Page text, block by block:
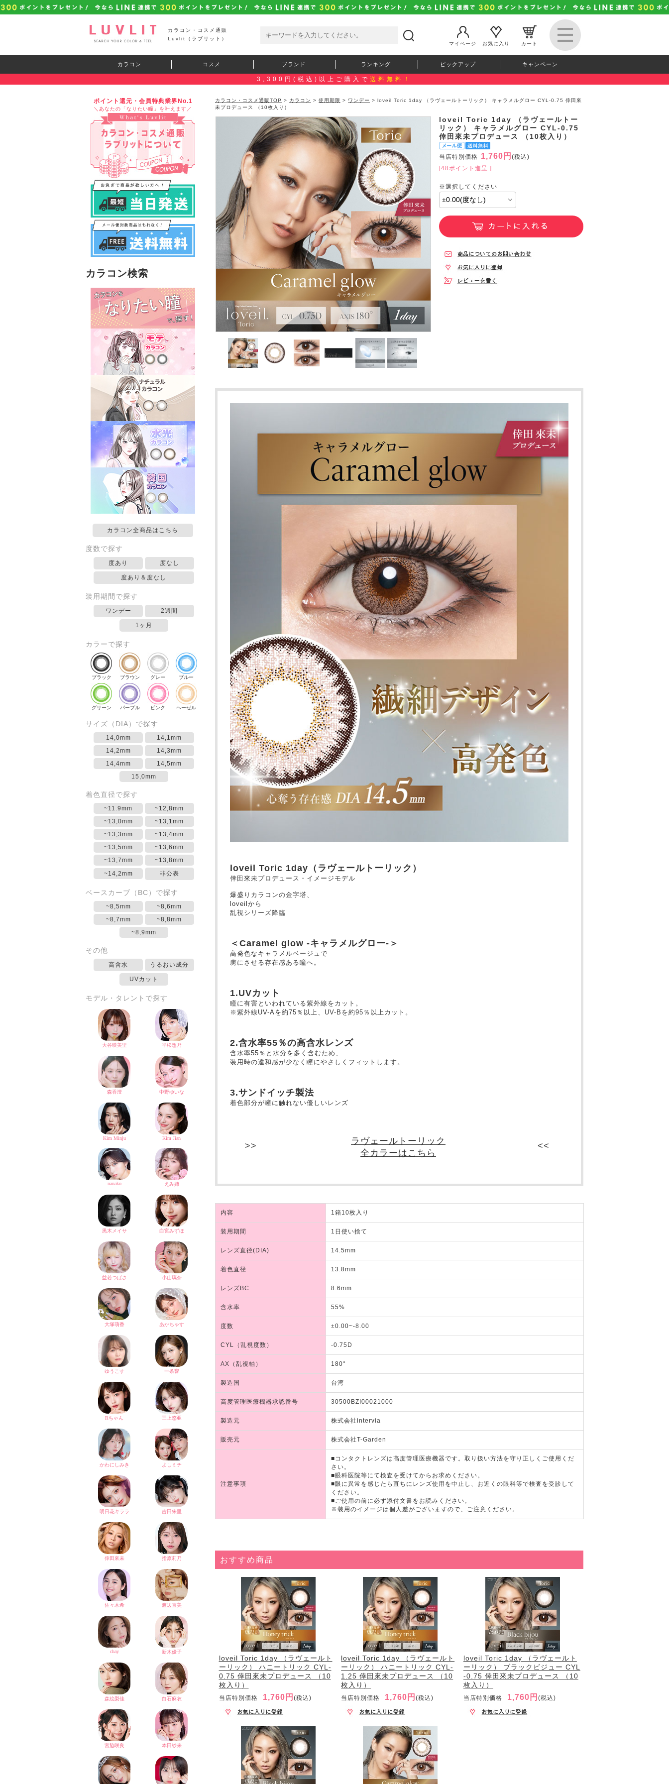
カラコン・コスメ通販
Luvlit（ラブリット）
マイページ
お気に入り カート
カラコン コスメ ブランド ランキング ピックアップ キャンペーン
3,300円(税込)以上ご購入で 送料無料！
ポイント還元・会員特典業界No.1
＼あなたの「なりたい瞳」を叶えます／
カラコン検索
カラコン全商品はこちら
度数で探す
度あり 度なし
度あり＆度なし
装用期間で探す
ワンデー 2週間
1ヶ月
カラーで探す
ブラック ブラウン グレー ブルー
グリーン パープル ピンク ヘーゼル
サイズ（DIA）で探す
14,0mm
14,1mm
14,2mm
14,3mm
14,4mm
14,5mm
15,0mm
着色直径で探す
~11.9mm
~12,8mm
~13,0mm
~13,1mm
~13,3mm
~13,4mm
~13,5mm
~13,6mm
~13,7mm
~13,8mm
~14,2mm
非公表
ベースカーブ（BC）で探す
~8,5mm
~8,6mm
~8,7mm
~8,8mm
~8,9mm
その他
高含水 うるおい成分
UVカット
モデル・タレントで探す
カラコン・コスメ通販TOP > カラコン > 使用期限 > ワンデー > loveil Toric 1day （ラヴェールトーリック） キャラメルグロー CYL-0.75 倖田來
未プロデュース （10枚入り）
loveil Toric 1day （ラヴェールトー
リック） キャラメルグロー CYL-0.75
倖田來未プロデュース （10枚入り）
当店特別価格 1,760円 (税込)
[48ポイント進呈 ]
loveil Toric 1day（ラヴェールトーリック）
倖田來未プロデュース・イメージモデル
爆盛りカラコンの金字塔、
loveilから
乱視シリーズ降臨
＜Caramel glow -キャラメルグロー-＞
高発色なキャラメルベージュで
虜にさせる存在感ある瞳へ。
1.UVカット
瞳に有害といわれている紫外線をカット。
※紫外線UV-Aを約75％以上、UV-Bを約95％以上カット。
2.含水率55％の高含水レンズ
含水率55％と水分を多く含むため、
装用時の違和感が少なく瞳にやさしくフィットします。
3.サンドイッチ製法
着色部分が瞳に触れない優しいレンズ
ラヴェールトーリック
全カラーはこちら
内容 1箱10枚入り
装用期間 1日使い捨て
レンズ直径(DIA) 14.5mm
着色直径 13.8mm
レンズBC 8.6mm
含水率 55%
度数 ±0.00~-8.00
CYL（乱視度数） -0.75D
AX（乱視軸） 180°
製造国 台湾
高度管理医療機器承認番号 30500BZI00021000
製造元 株式会社intervia
販売元 株式会社T-Garden
注意事項
■コンタクトレンズは高度管理医療機器です。取り扱い方法を守り正しくご使用くだ
さい。
■眼科医院等にて検査を受けてからお求めください。
■眼に異常を感じたら直ちにレンズ使用を中止し、お近くの眼科等で検査を受診して
ください。
■ご使用の前に必ず添付文書をお読みください。
※装用のイメージは個人差がございますので、ご注意ください。
おすすめ商品
loveil Toric 1day （ラヴェールト
ーリック） ハニートリック CYL-
0.75 倖田來未プロデュース （10
枚入り）
当店特別価格 1,760円 (税込)
loveil Toric 1day （ラヴェールト
ーリック） ハニートリック CYL-
1.25 倖田來未プロデュース （10
枚入り）
当店特別価格 1,760円(税込)
loveil Toric 1day （ラヴェールト
ーリック） ブラックビジュー CYL
-0.75 倖田來未プロデュース （10
枚入り）
当店特別価格 1,760円 (税込)